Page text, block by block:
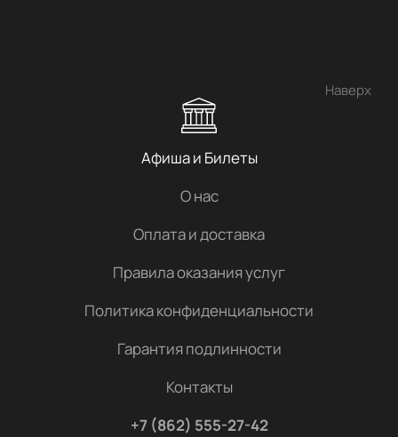
Наверх
Афиша и Билеты
О нас
Оплата и доставка
Правила оказания услуг
Политика конфиденциальности
Гарантия подлинности
Контакты
+7 (862) 555-27-42